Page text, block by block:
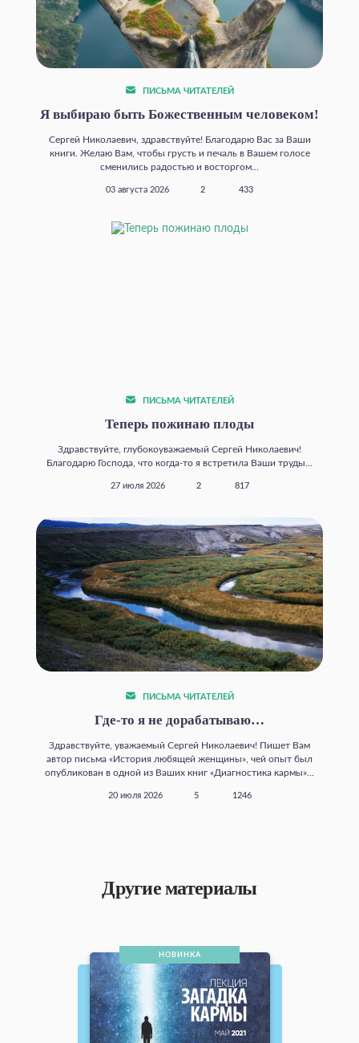
ПИСЬМА ЧИТАТЕЛЕЙ
Я выбираю быть Божественным человеком!
Сергей Николаевич, здравствуйте! Благодарю Вас за Ваши
книги. Желаю Вам, чтобы грусть и печаль в Вашем голосе
сменились радостью и восторгом...
03 августа 2026 2 433
ПИСЬМА ЧИТАТЕЛЕЙ
Теперь пожинаю плоды
Здравствуйте, глубокоуважаемый Сергей Николаевич!
Благодарю Господа, что когда‑то я встретила Ваши труды...
27 июля 2026 2 817
ПИСЬМА ЧИТАТЕЛЕЙ
Где‑то я не дорабатываю…
Здравствуйте, уважаемый Сергей Николаевич! Пишет Вам
автор письма «История любящей женщины», чей опыт был
опубликован в одной из Ваших книг «Диагностика кармы»...
20 июля 2026 5 1246
Другие материалы
НОВИНКА